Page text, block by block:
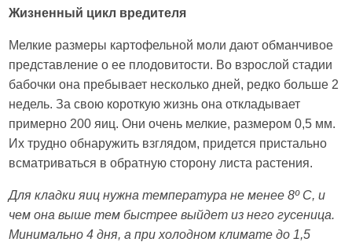
Жизненный цикл вредителя
Мелкие размеры картофельной моли дают обманчивое
представление о ее плодовитости. Во взрослой стадии
бабочки она пребывает несколько дней, редко больше 2
недель. За свою короткую жизнь она откладывает
примерно 200 яиц. Они очень мелкие, размером 0,5 мм.
Их трудно обнаружить взглядом, придется пристально
всматриваться в обратную сторону листа растения.
Для кладки яиц нужна температура не менее 8º С, и
чем она выше тем быстрее выйдет из него гусеница.
Минимально 4 дня, а при холодном климате до 1,5